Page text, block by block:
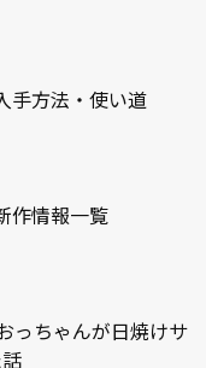
手方法・使い道
作情報一覧
っちゃんが日焼けサ